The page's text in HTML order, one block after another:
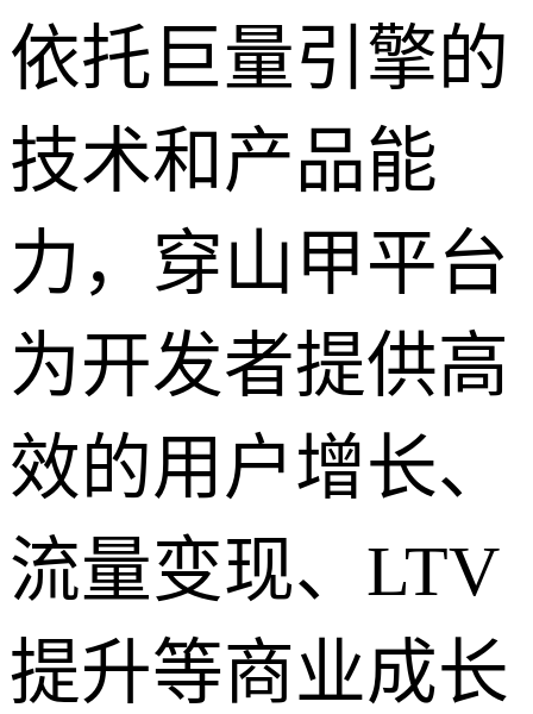
依托巨量引擎的
技术和产品能
力，穿山甲平台
为开发者提供高
效的用户增长、
流量变现、LTV
提升等商业成长